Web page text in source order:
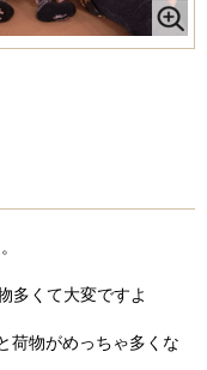
多くて大変ですよ
物がめっちゃ多くな